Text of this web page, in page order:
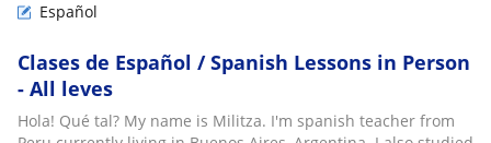
Español
Clases de Español / Spanish Lessons in Person
- All leves
Hola! Qué tal? My name is Militza. I'm spanish teacher from